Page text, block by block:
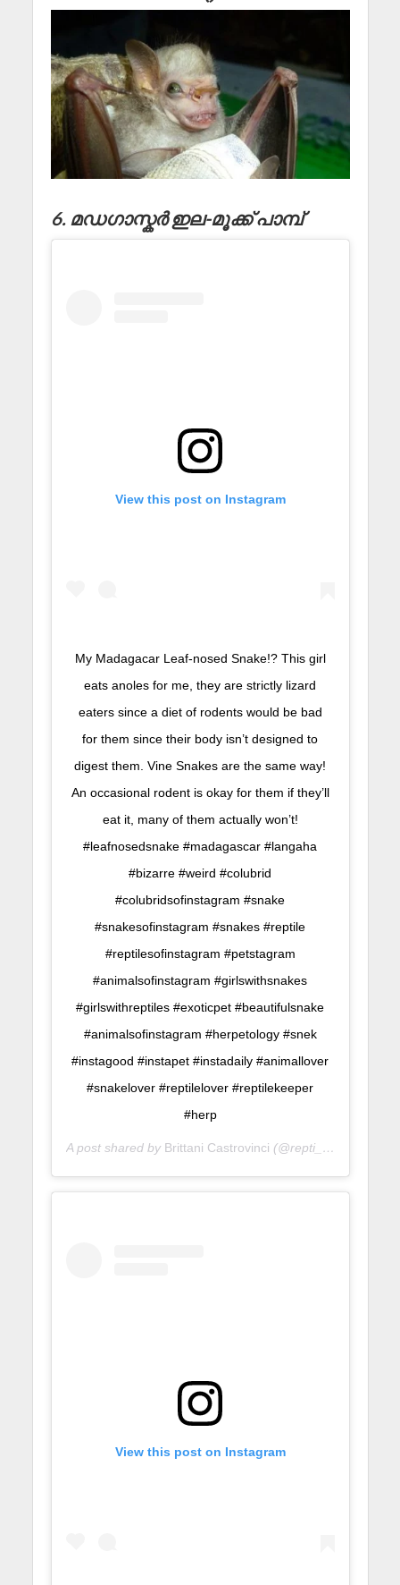
6. മഡഗാസ്കർ ഇല-മൂക്ക് പാമ്പ്
View this post on Instagram
My Madagacar Leaf-nosed Snake!? This girl
eats anoles for me, they are strictly lizard
eaters since a diet of rodents would be bad
for them since their body isn’t designed to
digest them. Vine Snakes are the same way!
An occasional rodent is okay for them if they’ll
eat it, many of them actually won’t!
#leafnosedsnake #madagascar #langaha
#bizarre #weird #colubrid
#colubridsofinstagram #snake
#snakesofinstagram #snakes #reptile
#reptilesofinstagram #petstagram
#animalsofinstagram #girlswithsnakes
#girlswithreptiles #exoticpet #beautifulsnake
#animalsofinstagram #herpetology #snek
#instagood #instapet #instadaily #animallover
#snakelover #reptilelover #reptilekeeper
#herp
A post shared by Brittani Castrovinci (@repti_girl) on
View this post on Instagram